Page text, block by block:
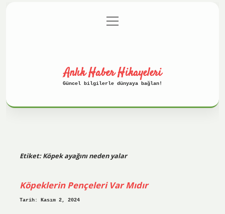
Gizlilik Politikası
menüyü
aç
Anlık Haber Hikayeleri
Güncel bilgilerle dünyaya bağlan!
Etiket:Köpek ayağını neden yalar
Köpeklerin Pençeleri Var Mıdır
Tarih: Kasım 2, 2024